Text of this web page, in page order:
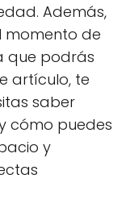
Además,
de
que podrás
artículo, te
saber
cómo puedes
y